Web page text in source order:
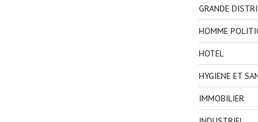
GRANDE
HOMME
HOTEL
HYGIENE ET
IMMOBILIER